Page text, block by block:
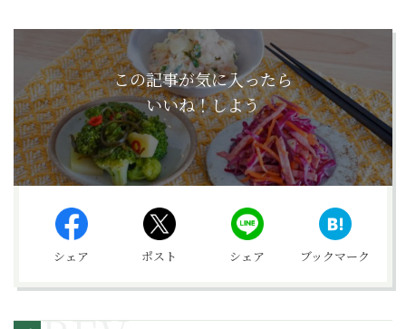
この記事が気に入ったら
いいね！しよう
シェア ポスト シェア ブックマーク